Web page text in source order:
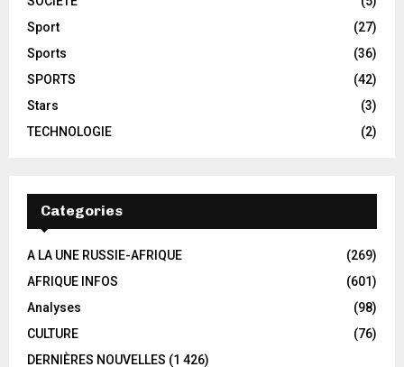
Sport
(27)
Sports
(36)
SPORTS
(42)
Stars
(3)
TECHNOLOGIE
(2)
Categories
A LA UNE RUSSIE-AFRIQUE
(269)
AFRIQUE INFOS
(601)
Analyses
(98)
CULTURE
(76)
DERNIÈRES NOUVELLES (1 426)